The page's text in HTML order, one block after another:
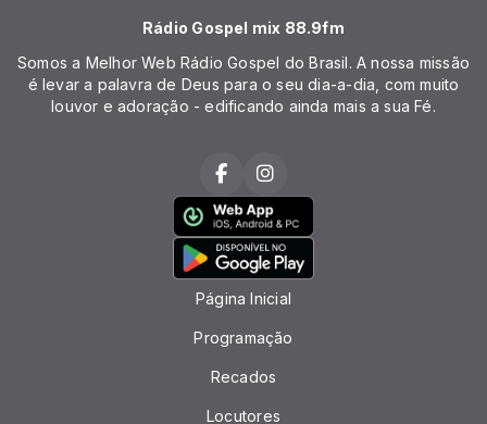
Rádio Gospel mix 88.9fm
Somos a Melhor Web Rádio Gospel do Brasil. A nossa missão
é levar a palavra de Deus para o seu dia-a-dia, com muito
louvor e adoração - edificando ainda mais a sua Fé.
Página Inicial
Programação
Recados
Locutores